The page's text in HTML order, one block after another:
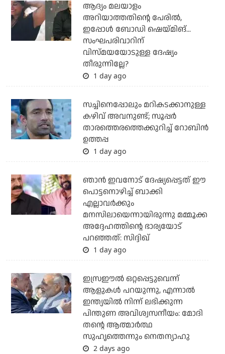
ആദ്യം മലയാളം
അറിയാത്തതിന്റെ പേരില്‍,
ഇപ്പോള്‍ ബോഡി ഷെയ്മിങ്...
സംഘപരിവാറിന്
വിസ്മയയോടുള്ള ദേഷ്യം
തീരുന്നില്ലേ?
1 day ago
സച്ചിനെപ്പോലും മറികടക്കാനുള്ള
കഴിവ് അവനുണ്ട്; സൂപ്പര്‍
താരത്തെരത്തെക്കുറിച്ച് റോബിന്‍
ഉത്തപ്പ
1 day ago
ഞാന്‍ ഇവനോട് ദേഷ്യപ്പെട്ടത് ഈ
പൊട്ടനൊഴിച്ച് ബാക്കി
എല്ലാവര്‍ക്കും
മനസിലായെന്നായിരുന്നു മമ്മൂക്ക
അദ്ദേഹത്തിന്റെ ഭാര്യയോട്
പറഞ്ഞത്: സിദ്ദിഖ്
1 day ago
ഇസ്രഈല്‍ ഒറ്റപ്പെട്ടുവെന്ന്
ആളുകള്‍ പറയുന്നു, എന്നാല്‍
ഇന്ത്യയില്‍ നിന്ന് ലഭിക്കുന്ന
പിന്തുണ അവിശ്വസനീയം: മോദി
തന്റെ ആത്മാര്‍ത്ഥ
സുഹൃത്തെന്നും നെതന്യാഹു
2 days ago